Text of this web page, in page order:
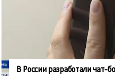
В России разработали чат-